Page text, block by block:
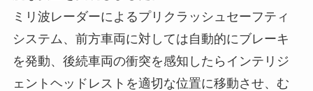
ミリ波レーダーによるプリクラッシュセーフティ
システム、前方車両に対しては自動的にブレーキ
を発動、後続車両の衝突を感知したらインテリジ
ェントヘッドレストを適切な位置に移動させ、む